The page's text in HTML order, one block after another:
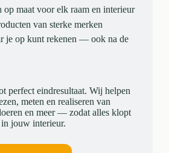
op maat voor elk raam en interieur
van sterke merken
je op kunt rekenen — ook na de
perfect eindresultaat. Wij helpen
meten en realiseren van
en meer — zodat alles klopt
in jouw interieur.